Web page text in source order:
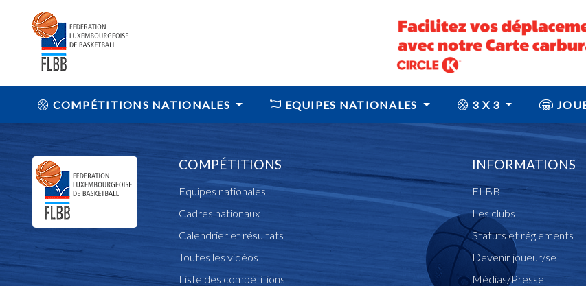
COMPÉTITIONS NATIONALES EQUIPES NATIONALES 3 X 3
COMPÉTITIONS
Equipes nationales
Cadres nationaux
Calendrier et résultats
Toutes les vidéos
Liste des compétitions
INFORMATIONS
FLBB
Les clubs
Statuts et réglements
Devenir joueur/se
Médias/Presse